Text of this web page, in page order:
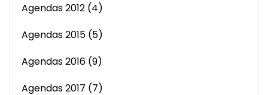
Agendas 2012 (4)
Agendas 2015 (5)
Agendas 2016 (9)
Agendas 2017 (7)